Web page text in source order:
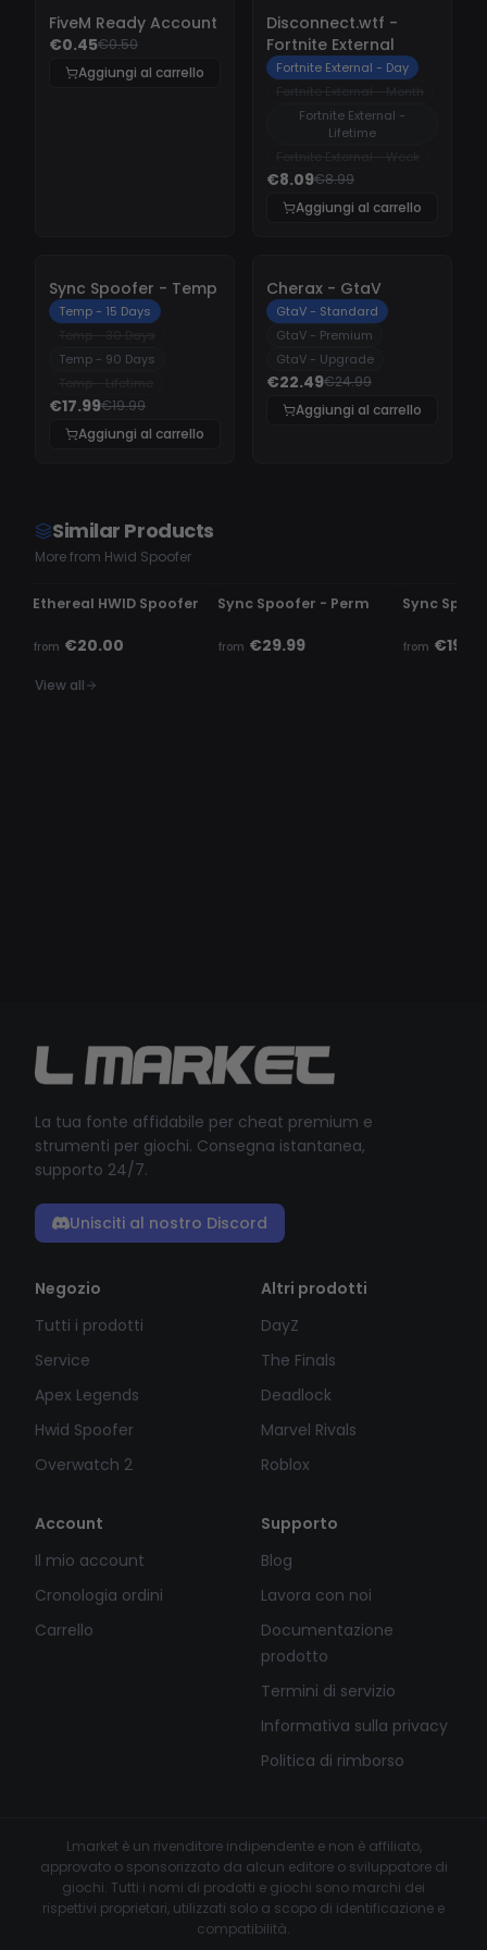
FiveM Ready Account
€0.45€0.50
Aggiungi al carrello
-
Disconnect.wtf -
Fortnite External
Fortnite External - Day
Fortnite External -
Lifetime
€8.09€8.99
Aggiungi al carrello
Sync Spoofer - Temp
Temp - 15 Days
Temp - 90 Days
€17.99€19.99
Aggiungi al carrello
-
Cherax - GtaV
GtaV - Standard
GtaV - Premium
GtaV - Upgrade
€22.49€24.99
Aggiungi al carrello
Similar Products
More from Hwid Spoofer
UNDETECTED
Ethereal HWID Spoofer
from €20.00
Sync Spoofer - Perm
from €29.99
Sync
from €19.99
View all
La tua fonte affidabile per cheat premium e
strumenti per giochi. Consegna istantanea,
supporto 24/7.
Unisciti al nostro Discord
Negozio
Tutti i prodotti
Service
Apex Legends
Hwid Spoofer
Overwatch 2
Altri prodotti
DayZ
The Finals
Deadlock
Marvel Rivals
Roblox
Account
Il mio account
Cronologia ordini
Carrello
Supporto
Blog
Lavora con noi
Documentazione
prodotto
Termini di servizio
Informativa sulla privacy
Politica di rimborso
Lmarket è un rivenditore indipendente e non è affiliato,
approvato o sponsorizzato da alcun editore o sviluppatore di
giochi. Tutti i nomi di prodotti e giochi sono marchi dei
rispettivi proprietari, utilizzati solo a scopo di identificazione e
compatibilità.